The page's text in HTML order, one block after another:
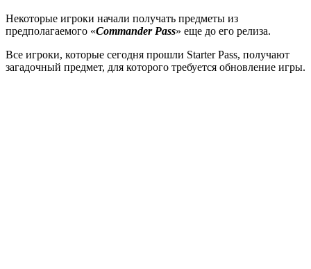
Некоторые игроки начали получать предметы из
предполагаемого «Commander Pass» еще до его релиза.
Все игроки, которые сегодня прошли Starter Pass, получают
загадочный предмет, для которого требуется обновление игры.